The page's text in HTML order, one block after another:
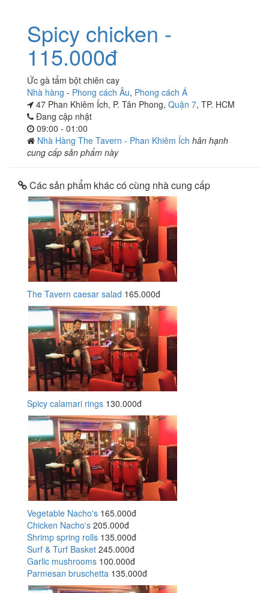
Spicy chicken -
115.000đ
Ức gà tẩm bột chiên cay
Nhà hàng - Phong cách Âu, Phong cách Á
47 Phan Khiêm Ích, P. Tân Phong, Quận 7, TP. HCM
Đang cập nhật
09:00 - 01:00
Nhà Hàng The Tavern - Phan Khiêm Ích hân hạnh
cung cấp sản phẩm này
Các sản phẩm khác có cùng nhà cung cấp
The Tavern caesar salad 165.000đ
Spicy calamari rings 130.000đ
Vegetable Nacho's 165.000đ
Chicken Nacho's 205.000đ
Shrimp spring rolls 135.000đ
Surf & Turf Basket 245.000đ
Garlic mushrooms 100.000đ
Parmesan bruschetta 135.000đ